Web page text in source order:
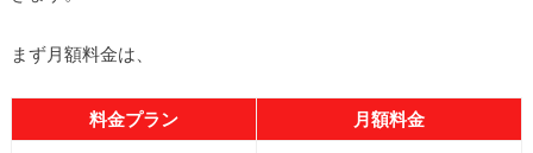
まず月額料金は、
料金プラン 月額料金